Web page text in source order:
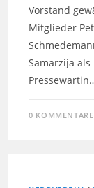
Vorstand
Mitglieder
Samarzija als
0 KOMMENTARE